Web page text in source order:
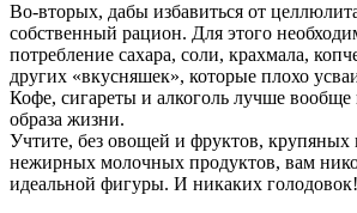
Во-вторых, дабы избавиться от
собственный рацион. Для этого
потребление сахара, соли, крахмала,
других «вкусняшек», которые плохо
Кофе, сигареты и алкоголь лучше вообще
образа жизни.
Учтите, без овощей и фруктов,
нежирных молочных продуктов, вам
идеальной фигуры. И никаких голодовок!